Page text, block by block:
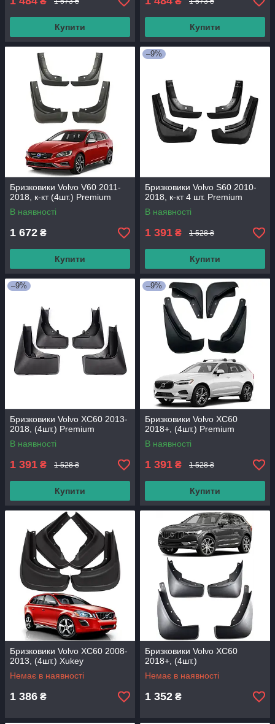
Купити Купити
Бризковики Volvo V60 2011-
2018, к-кт (4шт.) Premium
В наявності
1 672 ₴
Купити
–9%
Бризковики Volvo S60 2010-
2018, к-кт 4 шт. Premium
В наявності
1 391 ₴ 1 528 ₴
Купити
–9%
Бризковики Volvo XC60 2013-
2018, (4шт.) Premium
В наявності
1 391 ₴ 1 528 ₴
Купити
–9%
Бризковики Volvo XC60
2018+, (4шт.) Premium
В наявності
1 391 ₴ 1 528 ₴
Купити
Бризковики Volvo XC60 2008-
2013, (4шт.) Xukey
Немає в наявності
1 386 ₴
Бризковики Volvo XC60
2018+, (4шт.)
Немає в наявності
1 352 ₴